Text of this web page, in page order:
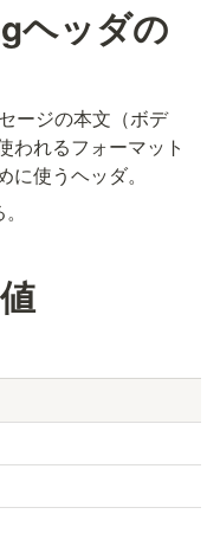
ヘッダの
ージの本文（ボデ
われるフォーマット
使うヘッダ。